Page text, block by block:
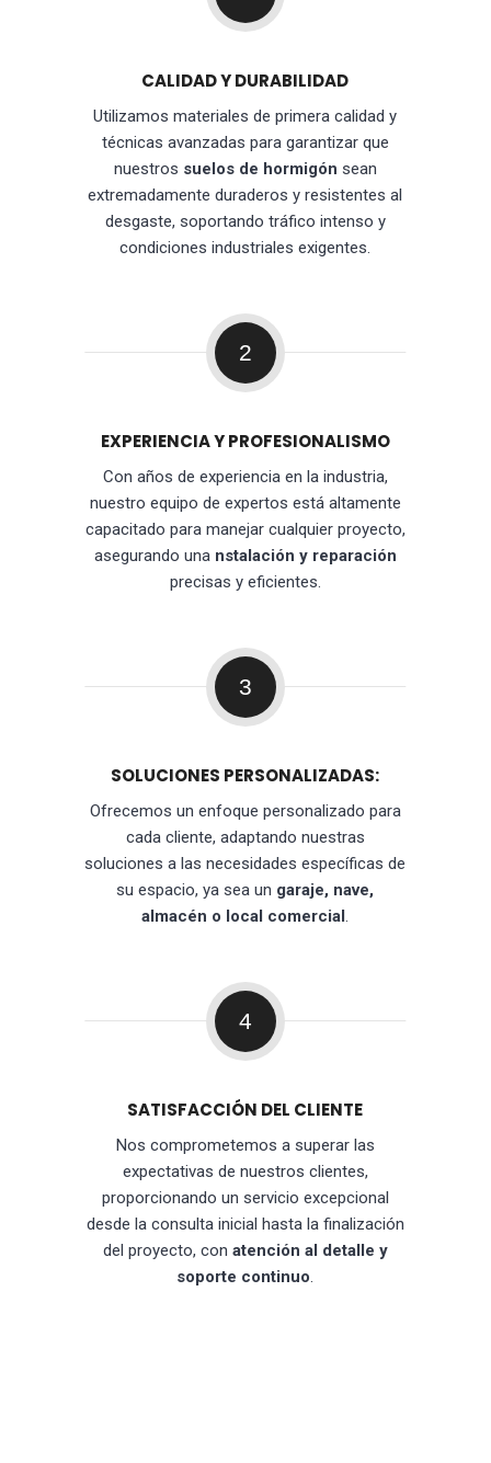
CALIDAD Y DURABILIDAD
Utilizamos materiales de primera calidad y
técnicas avanzadas para garantizar que
nuestros suelos de hormigón sean
extremadamente duraderos y resistentes al
desgaste, soportando tráfico intenso y
condiciones industriales exigentes.
2
EXPERIENCIA Y PROFESIONALISMO
Con años de experiencia en la industria,
nuestro equipo de expertos está altamente
capacitado para manejar cualquier proyecto,
asegurando una nstalación y reparación
precisas y eficientes.
3
SOLUCIONES PERSONALIZADAS:
Ofrecemos un enfoque personalizado para
cada cliente, adaptando nuestras
soluciones a las necesidades específicas de
su espacio, ya sea un garaje, nave,
almacén o local comercial.
4
SATISFACCIÓN DEL CLIENTE
Nos comprometemos a superar las
expectativas de nuestros clientes,
proporcionando un servicio excepcional
desde la consulta inicial hasta la finalización
del proyecto, con atención al detalle y
soporte continuo.